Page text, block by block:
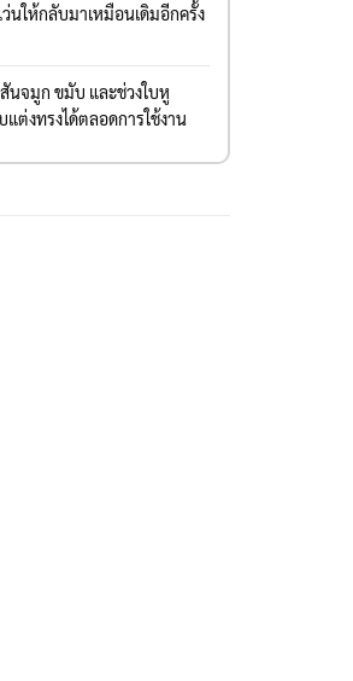
นให้กลับมาเหมือนเดิมอีกครั้ง
นจมูก ขมับ และช่วงใบหู
ต่งทรงได้ตลอดการใช้งาน